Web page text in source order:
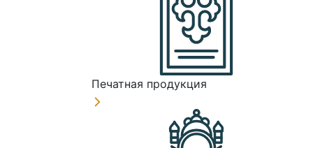
Печатная продукция